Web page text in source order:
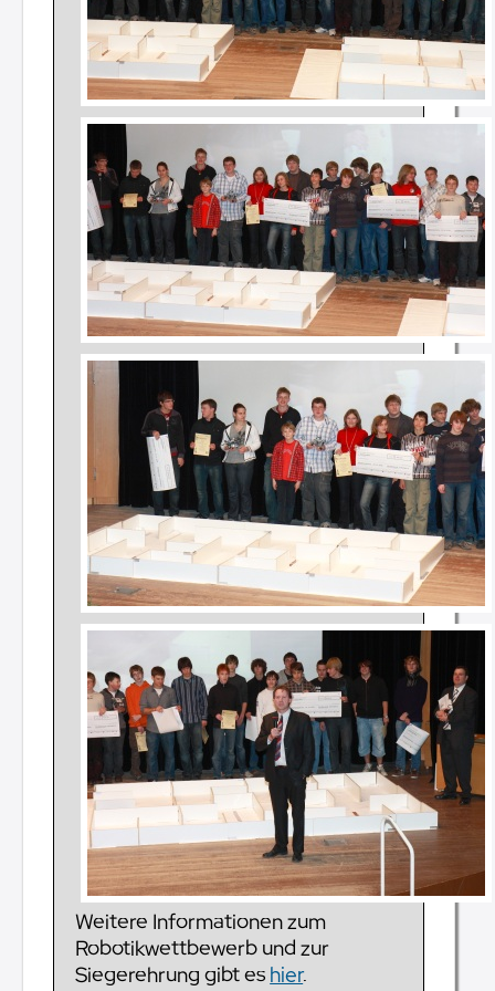
Weitere Informationen zum
Robotikwettbewerb und zur
Siegerehrung gibt eshier.